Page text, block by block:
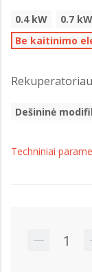
0.4 kW 0.7 kW
Be kaitinimo
Dešininė
Techniniai